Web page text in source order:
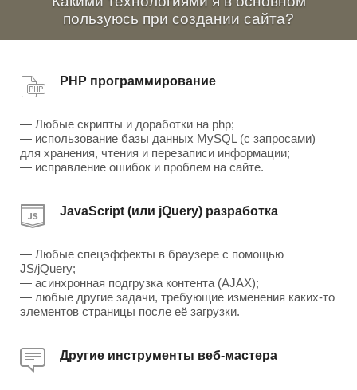
пользуюсь при создании сайта?
PHP программирование
— Любые скрипты и доработки на php;
— использование базы данных MySQL (с запросами)
для хранения, чтения и перезаписи информации;
— исправление ошибок и проблем на сайте.
JavaScript (или jQuery) разработка
— Любые спецэффекты в браузере с помощью
JS/jQuery;
— асинхронная подгрузка контента (AJAX);
— любые другие задачи, требующие изменения каких-то
элементов страницы после её загрузки.
Другие инструменты веб-мастера